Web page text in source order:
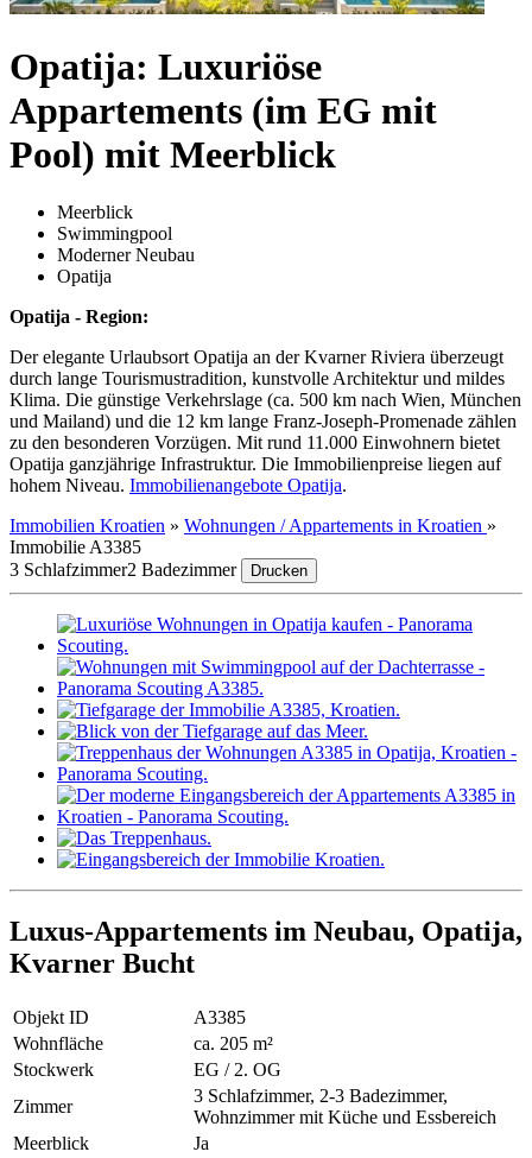
Opatija: Luxuriöse
Appartements (im EG mit
Pool) mit Meerblick
Meerblick
Swimmingpool
Moderner Neubau
Opatija
Opatija - Region:
Der elegante Urlaubsort Opatija an der Kvarner Riviera überzeugt
durch lange Tourismustradition, kunstvolle Architektur und mildes
Klima. Die günstige Verkehrslage (ca. 500 km nach Wien, München
und Mailand) und die 12 km lange Franz-Joseph-Promenade zählen
zu den besonderen Vorzügen. Mit rund 11.000 Einwohnern bietet
Opatija ganzjährige Infrastruktur. Die Immobilienpreise liegen auf
hohem Niveau. Immobilienangebote Opatija.
Immobilien Kroatien » Wohnungen / Appartements in Kroatien »
Immobilie A3385
3 Schlafzimmer2 Badezimmer Drucken
Luxus-Appartements im Neubau, Opatija,
Kvarner Bucht
Objekt ID
A3385
Wohnfläche
ca. 205 m²
Stockwerk
EG / 2. OG
Zimmer
3 Schlafzimmer, 2-3 Badezimmer,
Wohnzimmer mit Küche und Essbereich
Meerblick
Ja